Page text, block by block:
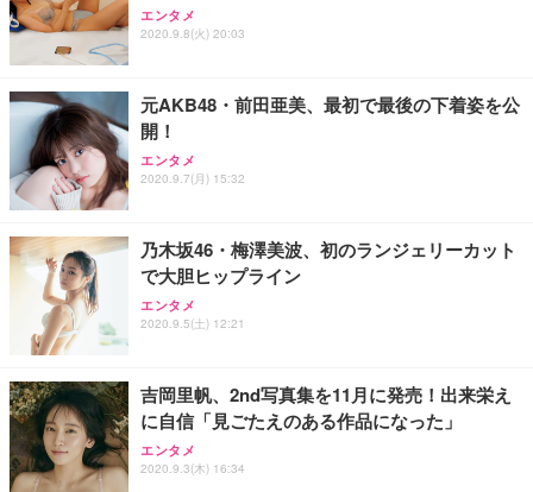
エンタメ
2020.9.8(火) 20:03
元AKB48・前田亜美、最初で最後の下着姿を公
開！
エンタメ
2020.9.7(月) 15:32
乃木坂46・梅澤美波、初のランジェリーカット
で大胆ヒップライン
エンタメ
2020.9.5(土) 12:21
吉岡里帆、2nd写真集を11月に発売！出来栄え
に自信「見ごたえのある作品になった」
エンタメ
2020.9.3(木) 16:34